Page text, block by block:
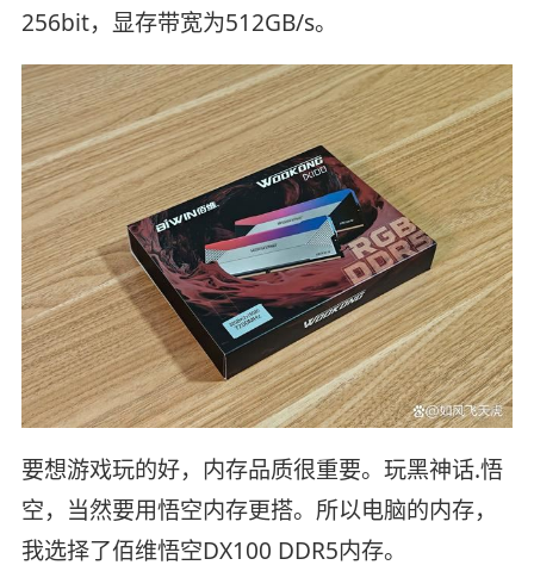
256bit，显存带宽为512GB/s。
要想游戏玩的好，内存品质很重要。玩黑神话.悟
空，当然要用悟空内存更搭。所以电脑的内存，
我选择了佰维悟空DX100 DDR5内存。